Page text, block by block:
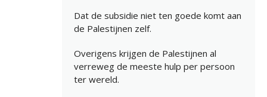
Dat de subsidie niet ten goede komt aan
de Palestijnen zelf.
Overigens krijgen de Palestijnen al
verreweg de meeste hulp per persoon
ter wereld.